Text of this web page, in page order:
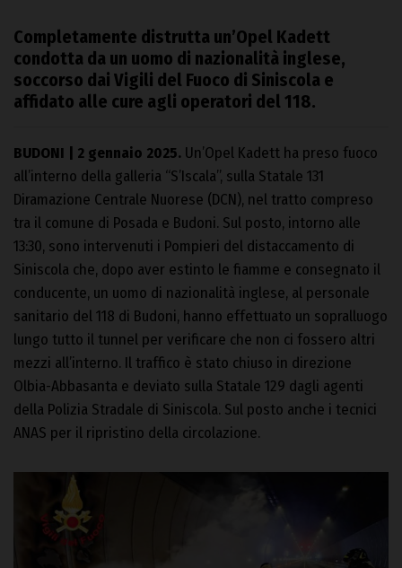
Completamente distrutta un’Opel Kadett
condotta da un uomo di nazionalità inglese,
soccorso dai Vigili del Fuoco di Siniscola e
affidato alle cure agli operatori del 118.
BUDONI | 2 gennaio 2025. Un’Opel Kadett ha preso fuoco
all’interno della galleria “S’Iscala”, sulla Statale 131
Diramazione Centrale Nuorese (DCN), nel tratto compreso
tra il comune di Posada e Budoni. Sul posto, intorno alle
13:30, sono intervenuti i Pompieri del distaccamento di
Siniscola che, dopo aver estinto le fiamme e consegnato il
conducente, un uomo di nazionalità inglese, al personale
sanitario del 118 di Budoni, hanno effettuato un sopralluogo
lungo tutto il tunnel per verificare che non ci fossero altri
mezzi all’interno. Il traffico è stato chiuso in direzione
Olbia-Abbasanta e deviato sulla Statale 129 dagli agenti
della Polizia Stradale di Siniscola. Sul posto anche i tecnici
ANAS per il ripristino della circolazione.